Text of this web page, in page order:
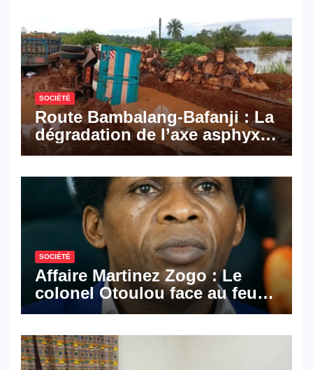
numériques made in
Cameroon
SOCIÉTÉ
Route Bambalang-Bafanji : La
dégradation de l’axe asphyxie
les activités économiques
SOCIÉTÉ
Affaire Martinez Zogo : Le
colonel Otoulou face au feu
croisé des avocats de la